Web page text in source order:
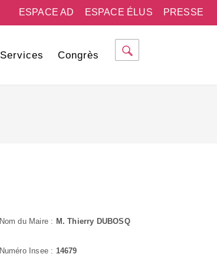
PRESSE
ESPACE ÉLUS
ESPACE AD
Services Congrès
Nom du Maire : M. Thierry DUBOSQ
Numéro Insee : 14679